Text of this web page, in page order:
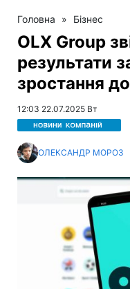
Головна » Бізнес
OLX Group
результати
зростання
12:03 22.07.2025 Вт
ОЛЕКСАНДР МОРОЗ